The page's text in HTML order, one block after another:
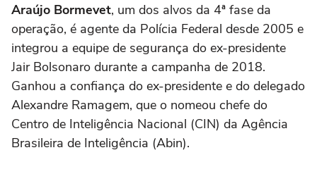
Araújo Bormevet, um dos alvos da 4ª fase da
operação, é agente da Polícia Federal desde 2005 e
integrou a equipe de segurança do ex-presidente
Jair Bolsonaro durante a campanha de 2018.
Ganhou a confiança do ex-presidente e do delegado
Alexandre Ramagem, que o nomeou chefe do
Centro de Inteligência Nacional (CIN) da Agência
Brasileira de Inteligência (Abin).